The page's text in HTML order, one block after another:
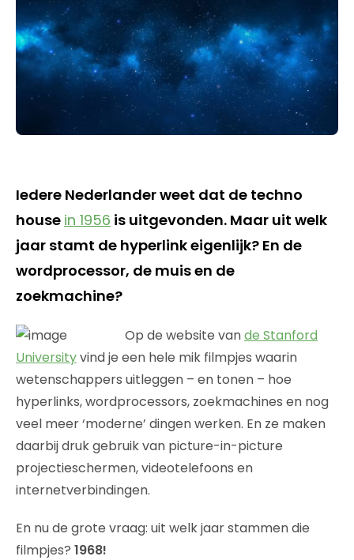
Iedere Nederlander weet dat de techno
house in 1956 is uitgevonden. Maar uit welk
jaar stamt de hyperlink eigenlijk? En de
wordprocessor, de muis en de
zoekmachine?
Op de website vande Stanford
Universityvind je een hele mik filmpjes waarin
wetenschappers uitleggen – en tonen – hoe
hyperlinks, wordprocessors, zoekmachines en nog
veel meer ‘moderne’ dingen werken. En ze maken
daarbij druk gebruik van picture-in-picture
projectieschermen, videotelefoons en
internetverbindingen.
En nu de grote vraag: uit welk jaar stammen die
filmpjes? 1968!